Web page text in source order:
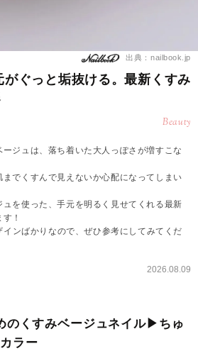
出典：nailbook.jp
がぐっと垢抜ける。最新くすみ
Beauty
ジュは、落ち着いた大人っぽさが増すこな
でくすんで見えないか心配になってしまい
を使った、手元を明るく見せてくれる最新
！
ンばかりなので、ぜひ参考にしてみてくだ
2026.08.09
のくすみベージュネイル▶︎ちゅ
ラー